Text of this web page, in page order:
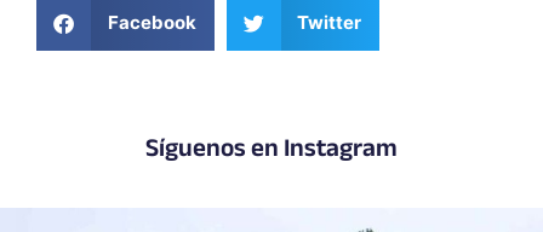
Facebook Twitter
Síguenos en Instagram